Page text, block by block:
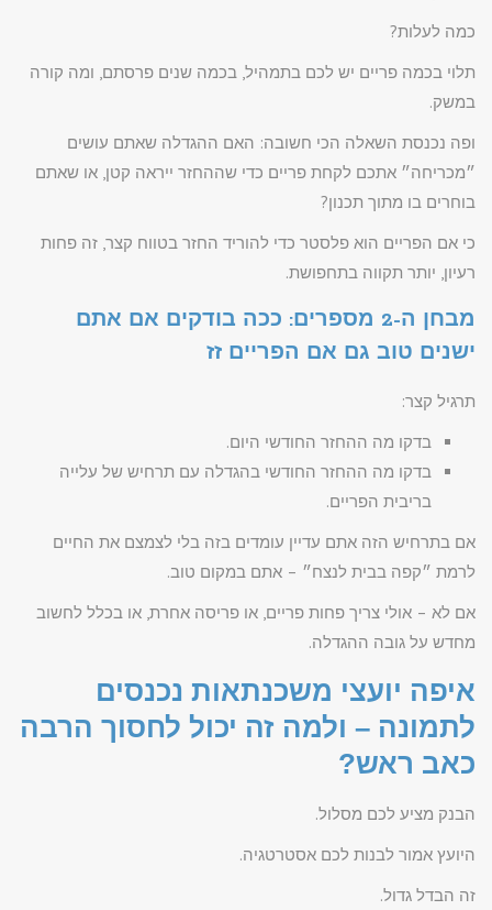
כמה לעלות?
תלוי בכמה פריים יש לכם בתמהיל, בכמה שנים פרסתם, ומה קורה
במשק.
ופה נכנסת השאלה הכי חשובה: האם ההגדלה שאתם עושים
״מכריחה״ אתכם לקחת פריים כדי שההחזר ייראה קטן, או שאתם
בוחרים בו מתוך תכנון?
כי אם הפריים הוא פלסטר כדי להוריד החזר בטווח קצר, זה פחות
רעיון, יותר תקווה בתחפושת.
מבחן ה-2 מספרים: ככה בודקים אם אתם
ישנים טוב גם אם הפריים זז
תרגיל קצר:
בדקו מה ההחזר החודשי היום.
בדקו מה ההחזר החודשי בהגדלה עם תרחיש של עלייה
בריבית הפריים.
אם בתרחיש הזה אתם עדיין עומדים בזה בלי לצמצם את החיים
לרמת ״קפה בבית לנצח״ – אתם במקום טוב.
אם לא – אולי צריך פחות פריים, או פריסה אחרת, או בכלל לחשוב
מחדש על גובה ההגדלה.
איפה יועצי משכנתאות נכנסים
לתמונה – ולמה זה יכול לחסוך הרבה
כאב ראש?
הבנק מציע לכם מסלול.
היועץ אמור לבנות לכם אסטרטגיה.
זה הבדל גדול.